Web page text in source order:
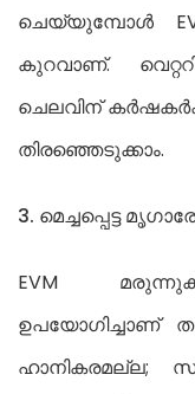
ചെയ്യുമ്പോൾ
കുറവാണ്.
ചെലവിന് കർഷകർക്ക്
തിരഞ്ഞെടുക്കാം.
3. മെച്ചപ്പെട്ട
EVM
ഉപയോഗിച്ചാണ്
ഹാനികരമല്ല;